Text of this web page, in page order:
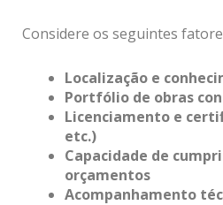
Considere os seguintes
Localização e
Portfólio de obras
Licenciamento e
etc.)
Capacidade de
orçamentos
Acompanhamento